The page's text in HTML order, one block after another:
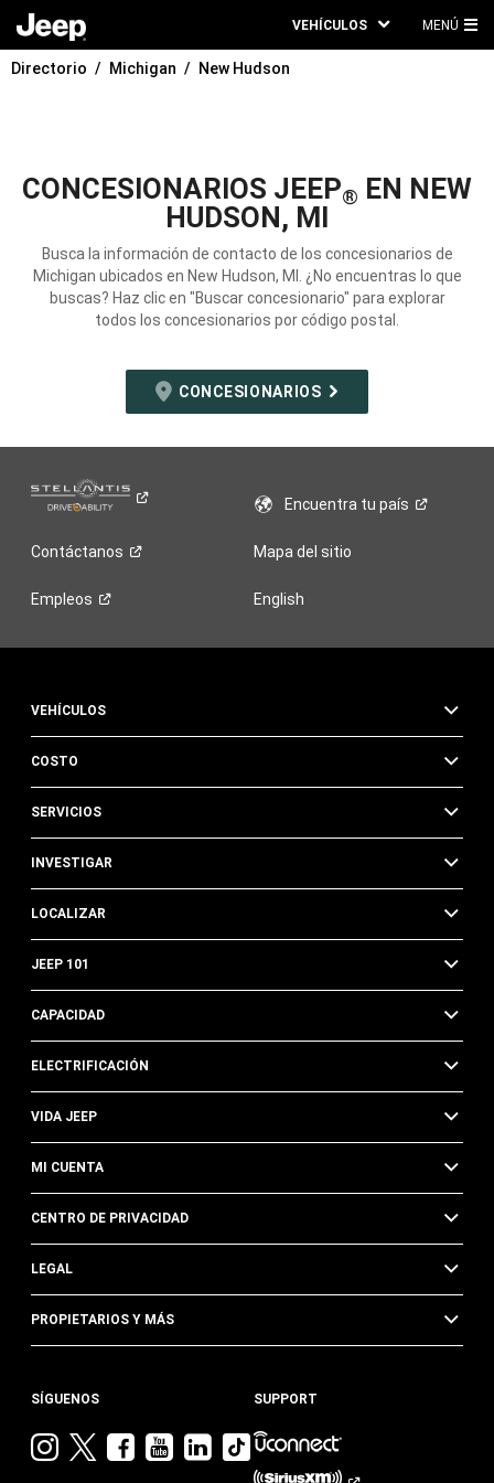
VEHÍCULOS MENÚ
Directorio Michigan New Hudson
CONCESIONARIOS JEEP® EN NEW
HUDSON, MI
Busca la información de contacto de los concesionarios de
Michigan ubicados en New Hudson, MI. ¿No encuentras lo que
buscas? Haz clic en "Buscar concesionario" para explorar
todos los concesionarios por código postal.
CONCESIONARIOS
Encuentra tupaís
Contáctanos Mapa del sitio
Empleos English
VEHÍCULOS
COSTO
SERVICIOS
INVESTIGAR
LOCALIZAR
JEEP 101
CAPACIDAD
ELECTRIFICACIÓN
VIDA JEEP
MI CUENTA
CENTRO DE PRIVACIDAD
LEGAL
PROPIETARIOS Y MÁS
SÍGUENOS
VisitaVisitaVisitaVisitaVisita
Jeep
Visita
Jeep
SUPPORT